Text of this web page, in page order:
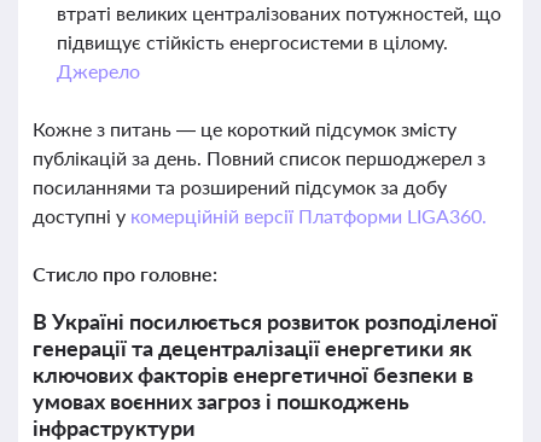
втраті великих централізованих потужностей, що
підвищує стійкість енергосистеми в цілому.
Джерело
Кожне з питань — це короткий підсумок змісту
публікацій за день. Повний список першоджерел з
посиланнями та розширений підсумок за добу
доступні у комерційній версії Платформи LIGA360.
Стисло про головне:
В Україні посилюється розвиток розподіленої
генерації та децентралізації енергетики як
ключових факторів енергетичної безпеки в
умовах воєнних загроз і пошкоджень
інфраструктури